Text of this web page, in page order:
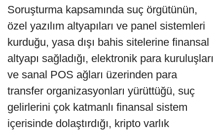
Soruşturma kapsamında suç örgütünün,
özel yazılım altyapıları ve panel sistemleri
kurduğu, yasa dışı bahis sitelerine finansal
altyapı sağladığı, elektronik para kuruluşları
ve sanal POS ağları üzerinden para
transfer organizasyonları yürüttüğü, suç
gelirlerini çok katmanlı finansal sistem
içerisinde dolaştırdığı, kripto varlık